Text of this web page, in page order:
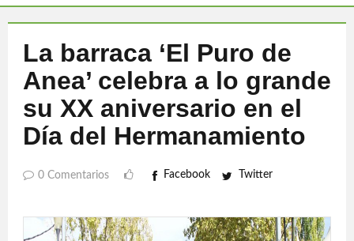
La barraca ‘El Puro de
Anea’ celebra a lo grande
su XX aniversario en el
Día del Hermanamiento
0 Comentarios Facebook Twitter